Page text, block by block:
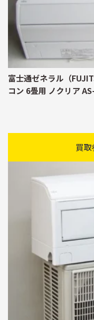
富士通ゼネラル（
コン 6畳用 ノクリア
買取